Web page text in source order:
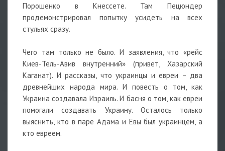
Порошенко в Кнессете. Там Пецюндер
продемонстрировал попытку усидеть на всех
стульях сразу.
Чего там только не было. И заявления, что «рейс
Киев-Тель-Авив внутренний» (привет, Хазарский
Каганат). И рассказы, что украинцы и евреи – два
древнейших народа мира. И повесть о том, как
Украина создавала Израиль. И басня о том, как евреи
помогали создавать Украину. Осталось только
выяснить, кто в паре Адама и Евы был украинцем, а
кто евреем.